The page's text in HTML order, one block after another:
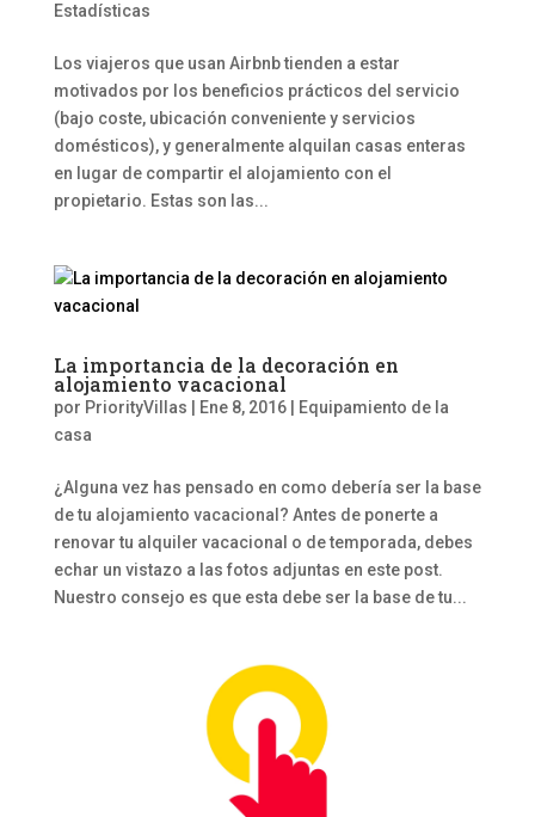
Estadísticas
Los viajeros que usan Airbnb tienden a estar
motivados por los beneficios prácticos del servicio
(bajo coste, ubicación conveniente y servicios
domésticos), y generalmente alquilan casas enteras
en lugar de compartir el alojamiento con el
propietario. Estas son las...
La importancia de la decoración en
alojamiento vacacional
por PriorityVillas Ene 8, 2016|
Equipamiento de la
casa
¿Alguna vez has pensado en como debería ser la base
de tu alojamiento vacacional? Antes de ponerte a
renovar tu alquiler vacacional o de temporada, debes
echar un vistazo a las fotos adjuntas en este post.
Nuestro consejo es que esta debe ser la base de tu...